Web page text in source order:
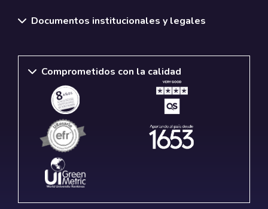
Documentos institucionales y legales
Comprometidos con la calidad